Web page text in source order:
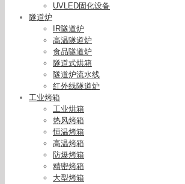
UVLED固化设备
隧道炉
IR隧道炉
高温隧道炉
食品隧道炉
隧道式烘箱
隧道炉流水线
红外线隧道炉
工业烤箱
工业烘箱
热风烤箱
恒温烤箱
高温烤箱
防爆烤箱
精密烤箱
大型烤箱
其他专门用途灯具_牛尾USHIO超高压